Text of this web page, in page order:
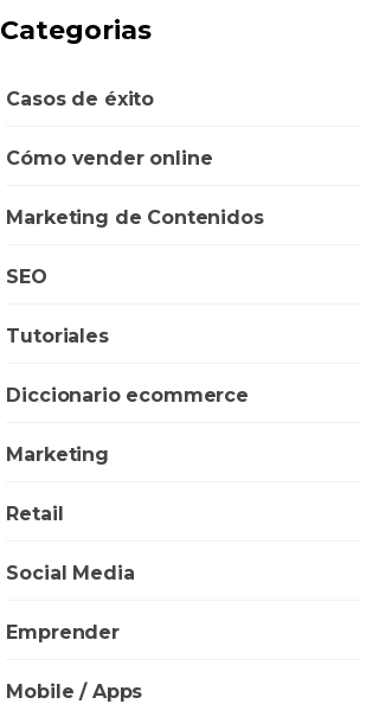
Categorias
Casos de éxito
Cómo vender online
Marketing de Contenidos
SEO
Tutoriales
Diccionario ecommerce
Marketing
Retail
Social Media
Emprender
Mobile / Apps